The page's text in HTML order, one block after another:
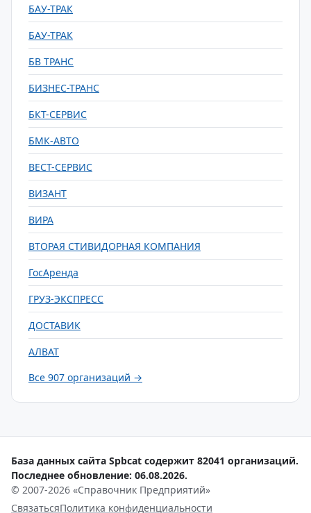
БАУ-ТРАК
БАУ-ТРАК
БВ ТРАНС
БИЗНЕС-ТРАНС
БКТ-СЕРВИС
БМК-АВТО
ВЕСТ-СЕРВИС
ВИЗАНТ
ВИРА
ВТОРАЯ СТИВИДОРНАЯ КОМПАНИЯ
ГосАренда
ГРУЗ-ЭКСПРЕСС
ДОСТАВИК
АЛВАТ
Все 907 организаций →
База данных сайта Spbcat содержит 82041 организаций.
Последнее обновление: 06.08.2026.
© 2007-2026 «Справочник Предприятий»
СвязатьсяПолитика конфиденциальности